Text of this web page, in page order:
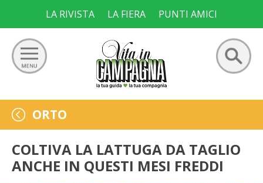
content
LA RIVISTA LA FIERA PUNTI AMICI
Ricerca
per:
GIARDINO
ORTO
FRUTTETO
ORTO
COLTIVA LA LATTUGA DA TAGLIO
ANCHE IN QUESTI MESI FREDDI